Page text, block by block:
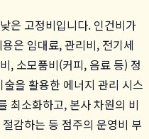
은 고정비입니다. 인건비가
은 임대료, 관리비, 전기세
, 소모품비(커피, 음료 등) 정
을 활용한 에너지 관리 시스
최소화하고, 본사 차원의 비
감하는 등 점주의 운영비 부